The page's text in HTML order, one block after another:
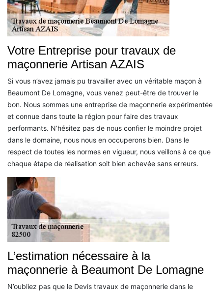
Votre Entreprise pour travaux de
maçonnerie Artisan AZAIS
Si vous n’avez jamais pu travailler avec un véritable maçon à
Beaumont De Lomagne, vous venez peut-être de trouver le
bon. Nous sommes une entreprise de maçonnerie expérimentée
et connue dans toute la région pour faire des travaux
performants. N’hésitez pas de nous confier le moindre projet
dans le domaine, nous nous en occuperons bien. Dans le
respect de toutes les normes en vigueur, nous veillons à ce que
chaque étape de réalisation soit bien achevée sans erreurs.
L’estimation nécessaire à la
maçonnerie à Beaumont De Lomagne
N’oubliez pas que le Devis travaux de maçonnerie dans le